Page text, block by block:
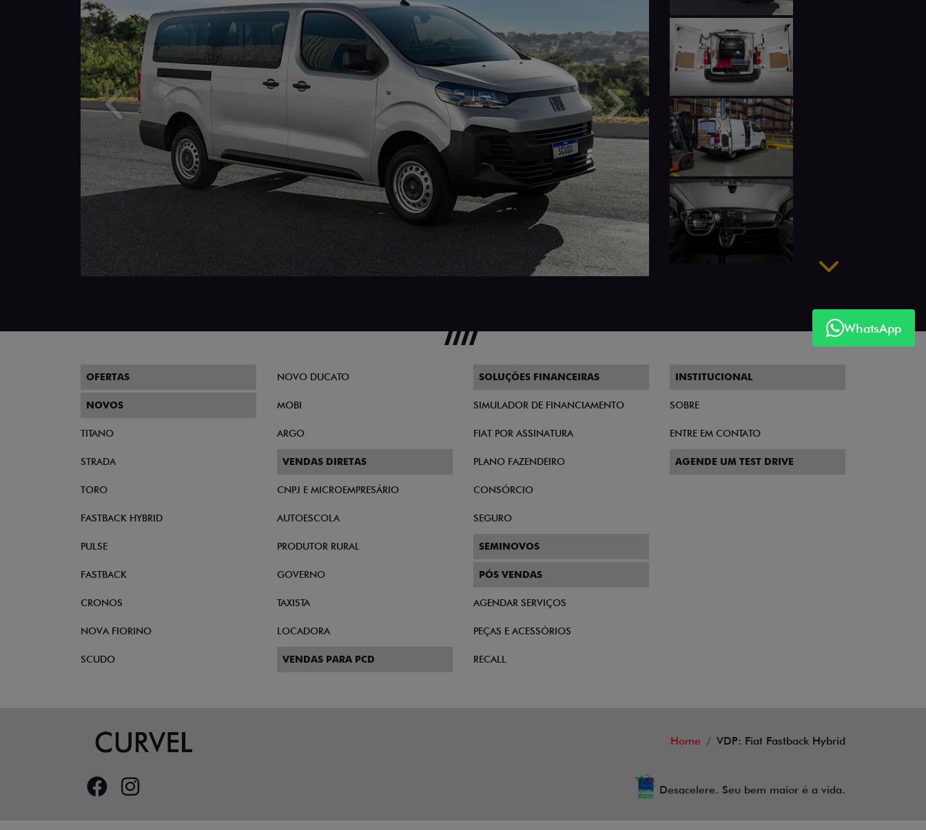
Anterior Próximo
WhatsApp
OFERTAS
NOVOS
TITANO
STRADA
TORO
FASTBACK HYBRID
PULSE
FASTBACK
CRONOS
NOVA FIORINO
SCUDO
NOVO DUCATO
MOBI
ARGO
VENDAS DIRETAS
CNPJ E MICROEMPRESÁRIO
AUTOESCOLA
PRODUTOR RURAL
GOVERNO
TAXISTA
LOCADORA
VENDAS PARA PCD
SOLUÇÕES FINANCEIRAS
SIMULADOR DE FINANCIAMENTO
FIAT POR ASSINATURA
PLANO FAZENDEIRO
CONSÓRCIO
SEGURO
SEMINOVOS
PÓS VENDAS
AGENDAR SERVIÇOS
PEÇAS E ACESSÓRIOS
RECALL
INSTITUCIONAL
SOBRE
ENTRE EM CONTATO
AGENDE UM TEST DRIVE
Home VDP: Fiat Fastback Hybrid
Desacelere. Seu bem maior é a vida.